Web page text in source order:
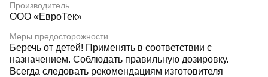
Производитель
ООО «ЕвроТек»
Меры предосторожности
Беречь от детей! Применять в соответствии с
назначением. Соблюдать правильную дозировку.
Всегда следовать рекомендациям изготовителя